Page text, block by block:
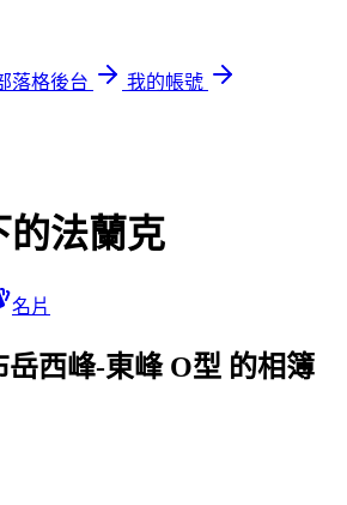
落格後台
我的帳號
的法蘭克
名片
岳西峰-東峰 O型 的相簿